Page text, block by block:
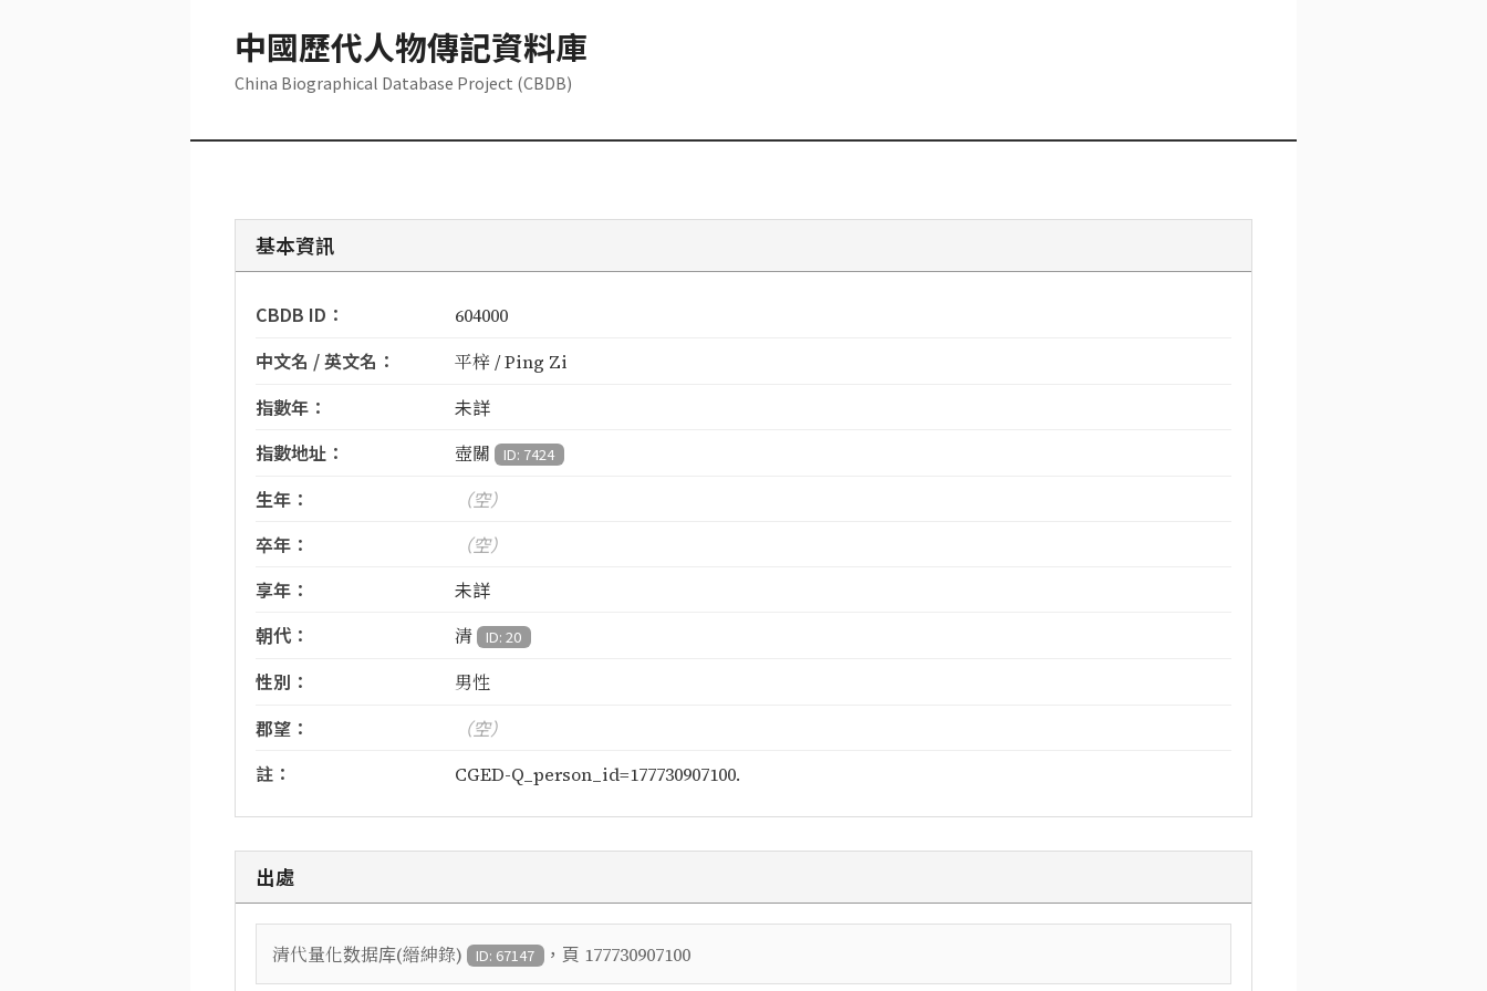
中國歷代人物傳記資料庫
China Biographical Database Project (CBDB)
基本資訊
CBDB ID： 604000
中文名 / 英文名： 平梓 / Ping Zi
指數年：
未詳
指數地址：
壺關 ID: 7424
生年：
（空）
卒年：
（空）
享年：
未詳
朝代：
清 ID: 20
性別： 男性
郡望：
（空）
註：
CGED-Q_person_id=177730907100.
出處
清代量化数据库(縉紳錄) ID: 67147 ，頁 177730907100